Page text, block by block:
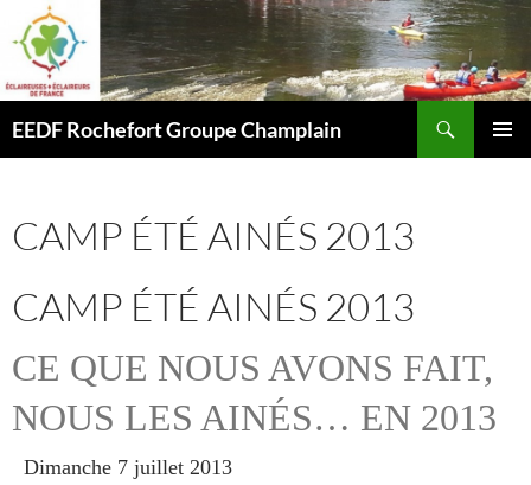
Aller
au
contenu
EEDF Rochefort Groupe Champlain
CAMP ÉTÉ AINÉS 2013
CAMP ÉTÉ AINÉS 2013
CE QUE NOUS AVONS FAIT,
NOUS LES AINÉS… EN 2013
Dimanche 7 juillet 2013